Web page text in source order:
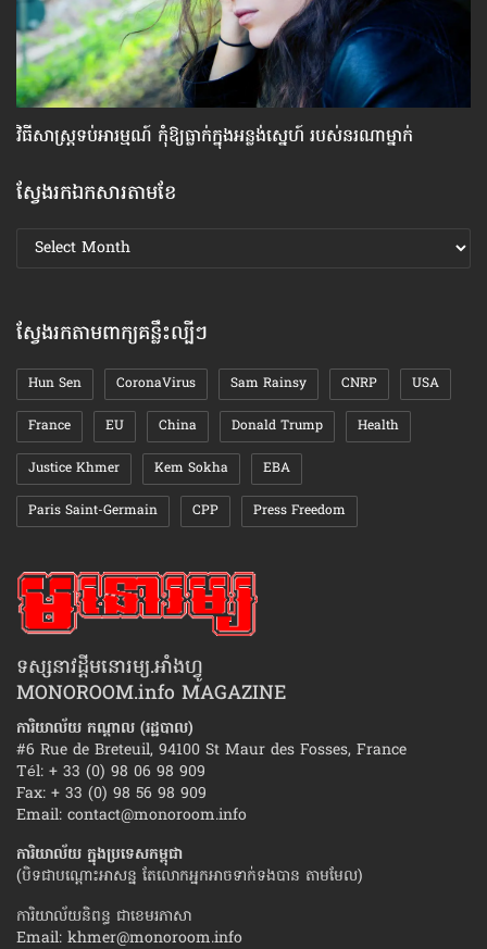
វិធីសាស្រ្ត​ទប់​អារម្មណ៍ កុំឱ្យធ្លាក់​ក្នុងអន្លង់ស្នេហ៍ របស់​នរណា​ម្នាក់
ស្វែងរកឯកសារតាមខែ
ស្វែងរក
ឯកសារ
ស្វែងរកតាមពាក្យគន្លឹះល្បីៗ
Hun Sen CoronaVirus Sam Rainsy CNRP USA
France EU China Donald Trump Health
Justice Khmer Kem Sokha EBA
Paris Saint-Germain CPP Press Freedom
ទស្សនាវដ្ដីមនោរម្យ.អាំងហ្វូ
MONOROOM.info MAGAZINE
ការិយាល័យ កណ្ដាល (រដ្ឋបាល)
#6 Rue de Breteuil, 94100 St Maur des Fosses, France
Tél: + 33 (0) 98 06 98 909
Fax: + 33 (0) 98 56 98 909
Email: contact@monoroom.info
ការិយាល័យ ក្នុង​ប្រទេស​កម្ពុជា
(បិទជាបណ្ដោះអាសន្ន តែលោកអ្នកអាចទាក់ទងបាន តាមមែល)
ការិយាល័យនិពន្ធ ជាខេមរភាសា
Email: khmer@monoroom.info